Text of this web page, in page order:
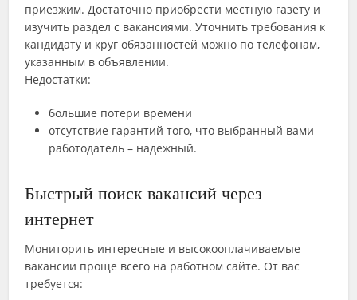
приезжим. Достаточно приобрести местную газету и
изучить раздел с вакансиями. Уточнить требования к
кандидату и круг обязанностей можно по телефонам,
указанным в объявлении.
Недостатки:
большие потери времени
отсутствие гарантий того, что выбранный вами
работодатель – надежный.
Быстрый поиск вакансий через
интернет
Мониторить интересные и высокооплачиваемые
вакансии проще всего на работном сайте. От вас
требуется: